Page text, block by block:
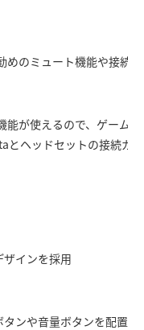
のミュート機能や接続
能が使えるので、ゲーム
とヘッドセットの接続ガ
インを採用
ンや音量ボタンを配置